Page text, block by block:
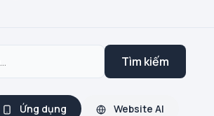
Tìm kiếm
Ứng dụng Website AI